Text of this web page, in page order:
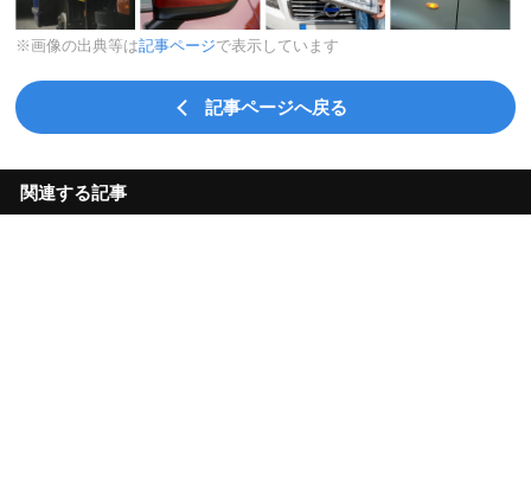
※画像の出典等は記事ページで表示しています
記事ページへ戻る
関連する記事